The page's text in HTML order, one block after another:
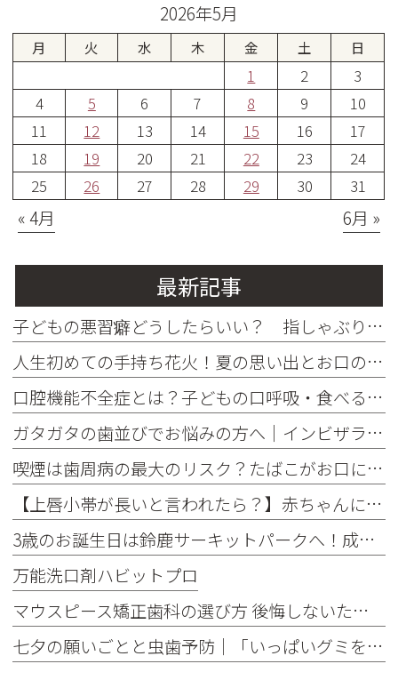
2026年5月
月 火 水 木 金 土 日
1 2
3
4
5 6 7 8 9
10
11
12 13 14 15 16
17
18
19 20 21 22 23
24
25
26 27 28 29 30 31
« 4月 6月 »
最新記事
子どもの悪習癖どうしたらいい？ 指しゃぶり・爪噛みが歯並びに与える影響とやめ方
人生初めての手持ち花火！夏の思い出とお口の健康
口腔機能不全症とは？子どもの口呼吸・食べる・話す力を育てるために知っておきたいこと
ガタガタの歯並びでお悩みの方へ｜インビザラインがおすすめな理由
喫煙は歯周病の最大のリスク？たばこがお口に与える影響をご存じですか
【上唇小帯が長いと言われたら？】赤ちゃんによくある特徴と治療が必要なケース
3歳のお誕生日は鈴鹿サーキットパークへ！成長を感じた一日でした♪
万能洗口剤ハビットプロ
マウスピース矯正歯科の選び方 後悔しないための5つのポイント
七夕の願いごとと虫歯予防｜「いっぱいグミを食べたい！」を叶えるお口の健康習慣